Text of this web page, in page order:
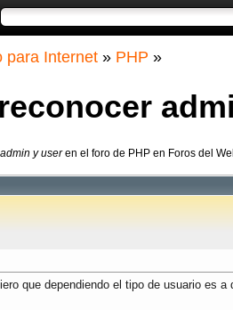
para Internet » PHP »
y useren el foro de PHP en Foros del
que dependiendo el tipo de usuario es